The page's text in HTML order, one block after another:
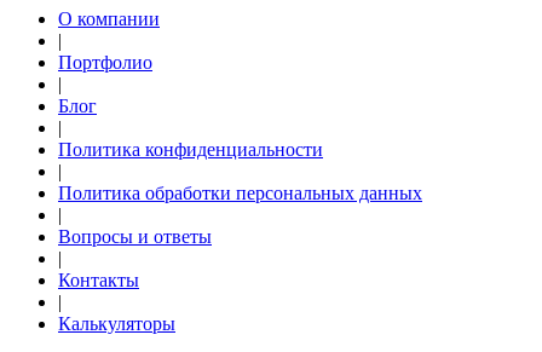
О компании
|
Портфолио
|
Блог
|
Политика конфиденциальности
|
Политика обработки персональных данных
|
Вопросы и ответы
|
Контакты
|
Калькуляторы